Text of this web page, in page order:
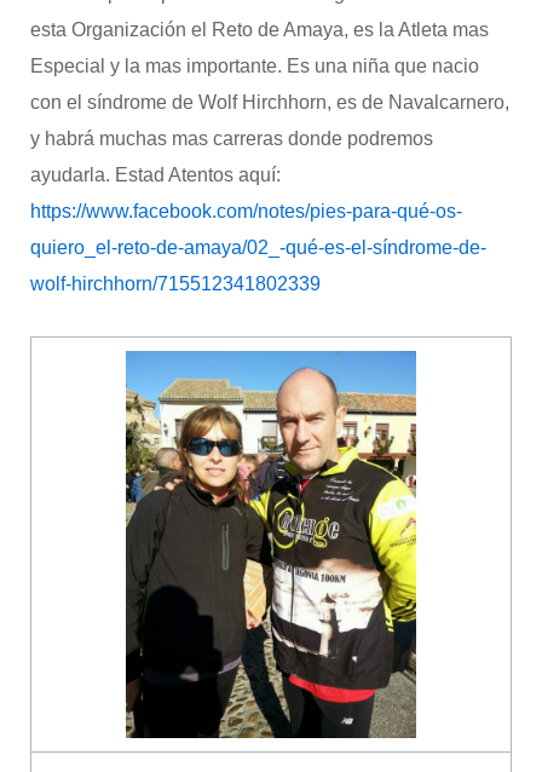
esta Organización el Reto de Amaya, es la Atleta mas
Especial y la mas importante. Es una niña que nacio
con el síndrome de Wolf Hirchhorn, es de Navalcarnero,
y habrá muchas mas carreras donde podremos
ayudarla. Estad Atentos aquí:
https://www.facebook.com/notes/pies-para-qué-os-
quiero_el-reto-de-amaya/02_-qué-es-el-síndrome-de-
wolf-hirchhorn/715512341802339